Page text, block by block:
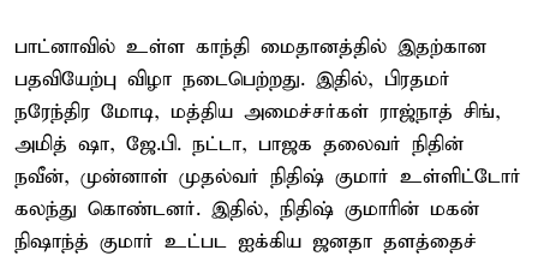
பாட்னாவில் உள்ள காந்தி மைதானத்தில் இதற்கான
பதவியேற்பு விழா நடைபெற்றது. இதில், பிரதமர்
நரேந்திர மோடி, மத்திய அமைச்சர்கள் ராஜ்நாத் சிங்,
அமித் ஷா, ஜே.பி. நட்டா, பாஜக தலைவர் நிதின்
நவீன், முன்னாள் முதல்வர் நிதிஷ் குமார் உள்ளிட்டோர்
கலந்து கொண்டனர். இதில், நிதிஷ் குமாரின் மகன்
நிஷாந்த் குமார் உட்பட ஐக்கிய ஜனதா தளத்தைச்